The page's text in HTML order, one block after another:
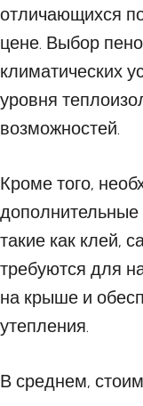
отличающихся
цене. Выбор
климатических
уровня
возможностей.
Кроме того,
такие как клей,
требуются для
на крыше и
утепления.
В среднем,